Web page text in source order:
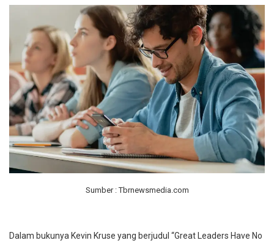
Sumber : Tbrnewsmedia.com
Dalam bukunya Kevin Kruse yang berjudul “Great Leaders Have No